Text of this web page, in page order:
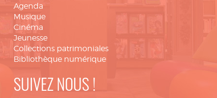
Agenda
Musique
Cinéma
Jeunesse
Collections patrimoniales
Bibliothèque numérique
SUIVEZ NOUS !